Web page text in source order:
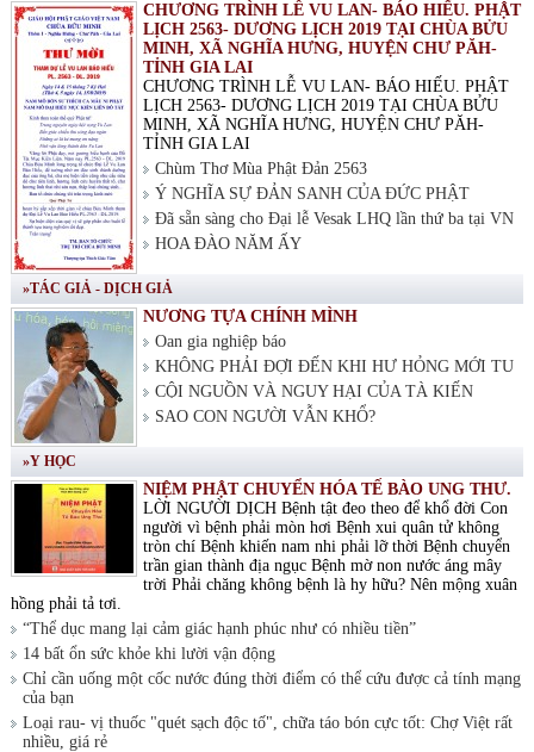
CHƯƠNG TRÌNH LỄ VU LAN- BÁO HIẾU. PHẬT
LỊCH 2563- DƯƠNG LỊCH 2019 TẠI CHÙA BỬU
MINH, XÃ NGHĨA HƯNG, HUYỆN CHƯ PĂH-
TỈNH GIA LAI
CHƯƠNG TRÌNH LỄ VU LAN- BÁO HIẾU. PHẬT
LỊCH 2563- DƯƠNG LỊCH 2019 TẠI CHÙA BỬU
MINH, XÃ NGHĨA HƯNG, HUYỆN CHƯ PĂH-
TỈNH GIA LAI
Chùm Thơ Mùa Phật Đản 2563
Ý NGHĨA SỰ ĐẢN SANH CỦA ĐỨC PHẬT
Đã sẵn sàng cho Đại lễ Vesak LHQ lần thứ ba tại VN
HOA ĐÀO NĂM ẤY
»TÁC GIẢ - DỊCH GIẢ
NƯƠNG TỰA CHÍNH MÌNH
Oan gia nghiệp báo
KHÔNG PHẢI ĐỢI ĐẾN KHI HƯ HỎNG MỚI TU
CỘI NGUỒN VÀ NGUY HẠI CỦA TÀ KIẾN
SAO CON NGƯỜI VẪN KHỔ?
»Y HỌC
NIỆM PHẬT CHUYỂN HÓA TẾ BÀO UNG THƯ.
LỜI NGƯỜI DỊCH Bệnh tật đeo theo để khổ đời Con
người vì bệnh phải mòn hơi Bệnh xui quân tử không
tròn chí Bệnh khiến nam nhi phải lỡ thời Bệnh chuyển
trần gian thành địa ngục Bệnh mờ non nước áng mây
trời Phải chăng không bệnh là hy hữu? Nên mộng xuân
hồng phải tả tơi.
“Thể dục mang lại cảm giác hạnh phúc như có nhiều tiền”
14 bất ổn sức khỏe khi lười vận động
Chỉ cần uống một cốc nước đúng thời điểm có thể cứu được cả tính mạng
của bạn
Loại rau- vị thuốc "quét sạch độc tố", chữa táo bón cực tốt: Chợ Việt rất
nhiều, giá rẻ